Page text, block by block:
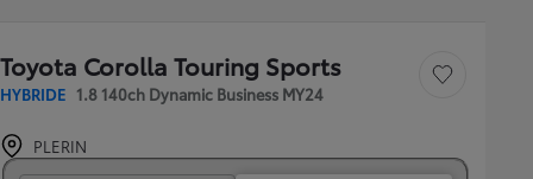
Toyota Corolla Touring Sports
HYBRIDE 1.8 140ch Dynamic Business MY24
Sauvegarder le
PLERIN